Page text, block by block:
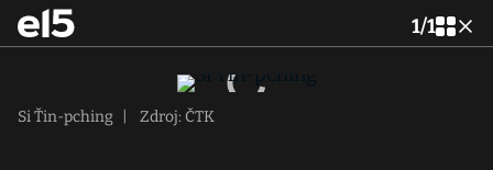
1/1
Si Ťin-pching Zdroj: ČTK